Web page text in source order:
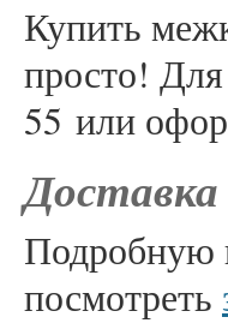
Купить
просто!
55 или
Подробную
посмотреть